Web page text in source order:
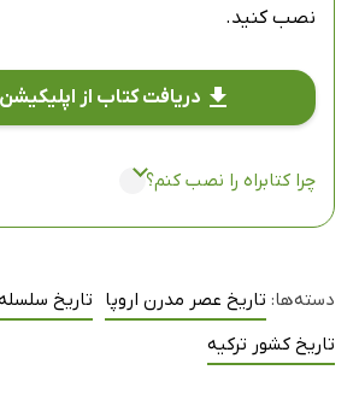
نصب کنید.
دریافت کتاب از اپلیکیشن
چرا کتابراه را نصب کنم؟
دسته‌ها: تاریخ عصر مدرن اروپا تاریخ
تاریخ کشور ترکیه